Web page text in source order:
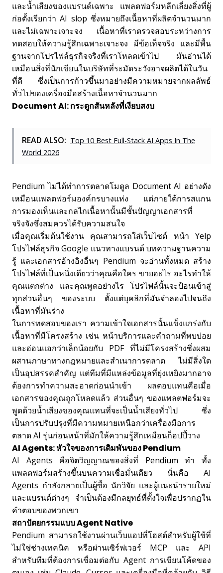
และน้ำเสียงของแบรนด์เฉพาะ แพลตฟอร์มหลีกเลี่ยงสิ่งที่ผู้
ก่อตั้งเรียกว่า AI slop ซึ่งหมายถึงเนื้อหาที่ผลิตจำนวนมาก
และไม่เฉพาะเจาะจง เนื้อหาที่เราตรวจสอบระหว่างการ
ทดสอบให้ความรู้สึกเฉพาะเจาะจง มีข้อเท็จจริง และมีพื้น
ฐานจากโปรไฟล์ธุรกิจจริงที่เราโหลดเข้าไป มันอ่านได้
เหมือนสิ่งที่นักเขียนในบริษัทที่ระมัดระวังอาจผลิตได้ในวัน
ที่ดี ซึ่งเป็นการก้าวขึ้นมาอย่างมีความหมายจากผลลัพธ์
ทั่วไปของเครื่องมือสร้างเนื้อหาจำนวนมาก
Document AI: กระดูกสันหลังที่เงียบสงบ
READ ALSO: Top 10 Best Full-Stack AI Apps In The
World 2026
Pendium ไม่ได้ทำการตลาดโมดูล Document AI อย่างดัง
เหมือนแพลตฟอร์มองค์กรบางแห่ง แต่ภายใต้การสแกน
การมองเห็นและกลไกเนื้อหานั้นมีชั้นปัญญาเอกสารที่
จริงจังซึ่งสมควรได้รับความสนใจ
เมื่อคุณเริ่มต้นใช้งาน คุณสามารถใส่เว็บไซต์ หน้า Yelp
โปรไฟล์ธุรกิจ Google แนวทางแบรนด์ บทความฐานความ
รู้ และเอกสารอ้างอิงอื่นๆ Pendium จะอ่านทั้งหมด สร้าง
โปรไฟล์ที่เป็นหนึ่งเดียวว่าคุณคือใคร ขายอะไร อะไรทำให้
คุณแตกต่าง และคุณพูดอย่างไร โปรไฟล์นั้นจะป้อนเข้าสู่
ทุกส่วนอื่นๆ ของระบบ ตั้งแต่บุคลิกที่มันจำลองไปจนถึง
เนื้อหาที่มันร่าง
ในการทดสอบของเรา ความเข้าใจเอกสารนั้นแข็งแกร่งกับ
เนื้อหาที่มีโครงสร้าง เช่น หน้าบริการและคำถามที่พบบ่อย
และอ่อนแอกว่าเล็กน้อยกับ PDF ที่ไม่มีโครงสร้างซึ่งผสม
ผสานภาษาทางกฎหมายและสำเนาการตลาด ไม่มีสิ่งใด
เป็นอุปสรรคสำคัญ แต่ทีมที่มีแหล่งข้อมูลที่ยุ่งเหยิงมากอาจ
ต้องการทำความสะอาดก่อนนำเข้า ผลตอบแทนคือเมื่อ
เอกสารของคุณถูกโหลดแล้ว ส่วนอื่นๆ ของแพลตฟอร์มจะ
พูดด้วยน้ำเสียงของคุณแทนที่จะเป็นน้ำเสียงทั่วไป ซึ่ง
เป็นการปรับปรุงที่มีความหมายเหนือกว่าเครื่องมือการ
ตลาด AI รุ่นก่อนหน้าที่มักให้ความรู้สึกเหมือนก็อปปี้วาง
AI Agents: หัวใจของการเดิมพันของ Pendium
AI Agents คือจิตวิญญาณของสิ่งที่ Pendium ทำ ทั้ง
แพลตฟอร์มสร้างขึ้นบนความเชื่อมั่นเดียว นั่นคือ AI
Agents กำลังกลายเป็นผู้ซื้อ นักวิจัย และผู้แนะนำรายใหม่
และแบรนด์ต่างๆ จำเป็นต้องมีกลยุทธ์ที่ตั้งใจเพื่อปรากฏใน
คำตอบของพวกเขา
สถาปัตยกรรมแบบ Agent Native
Pendium สามารถใช้งานผ่านเว็บแอปที่โฮสต์สำหรับผู้ใช้ที่
ไม่ใช่ช่างเทคนิค หรือผ่านเซิร์ฟเวอร์ MCP และ API
สำหรับทีมที่ต้องการเชื่อมต่อกับ Agent การเขียนโค้ดของ